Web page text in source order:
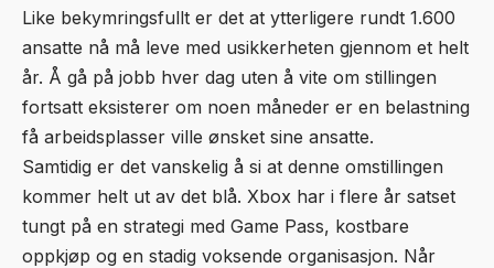
Like bekymringsfullt er det at ytterligere rundt 1.600
ansatte nå må leve med usikkerheten gjennom et helt
år. Å gå på jobb hver dag uten å vite om stillingen
fortsatt eksisterer om noen måneder er en belastning
få arbeidsplasser ville ønsket sine ansatte.
Samtidig er det vanskelig å si at denne omstillingen
kommer helt ut av det blå. Xbox har i flere år satset
tungt på en strategi med Game Pass, kostbare
oppkjøp og en stadig voksende organisasjon. Når